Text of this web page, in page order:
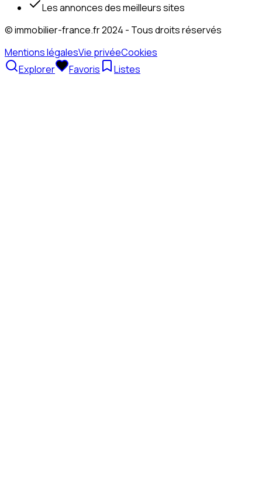
Les annonces des meilleurs sites
© immobilier-france.fr 2024 - Tous droits réservés
Mentions légalesVie privéeCookies
Explorer
Favoris Listes